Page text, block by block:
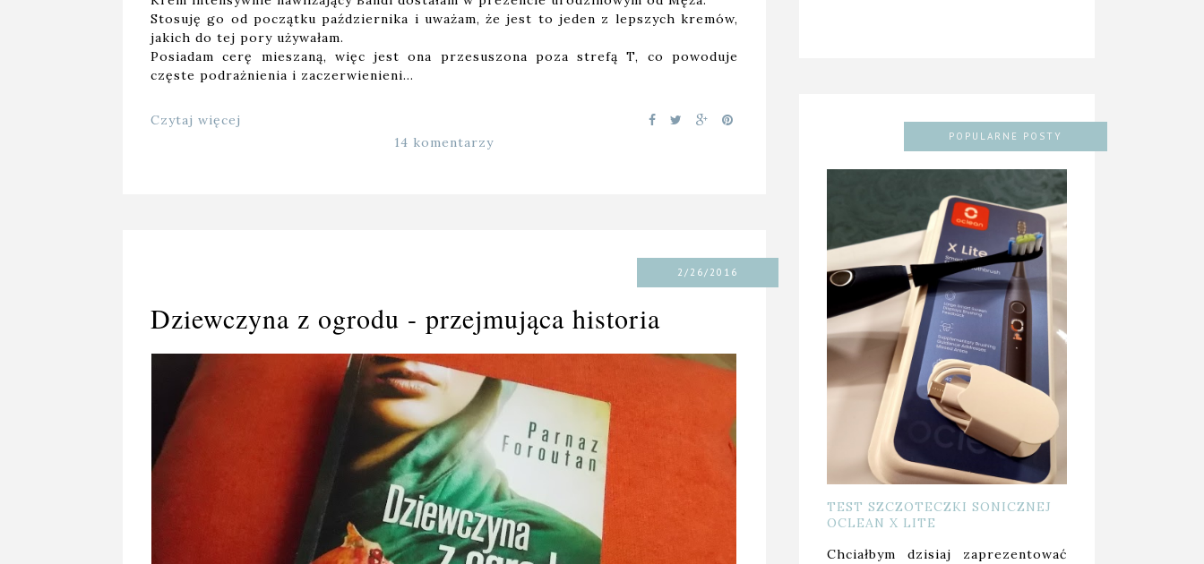
Stosuję go od początku października i uważam, że jest to jeden z lepszych kremów,
jakich do tej pory używałam.
Posiadam cerę mieszaną, więc jest ona przesuszona poza strefą T, co powoduje
częste podrażnienia i zaczerwienieni…
Czytaj więcej
14 komentarzy
2/26/2016
Dziewczyna z ogrodu - przejmująca historia
POPULARNE POSTY
TEST SZCZOTECZKI SONICZNEJ
OCLEAN X LITE
Chciałbym dzisiaj zaprezentować